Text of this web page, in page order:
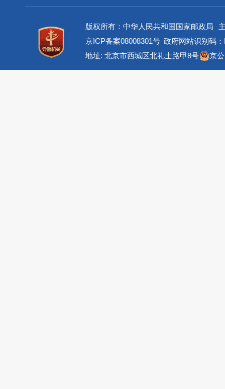
版权所有：中华人民共和国国家邮政局
京ICP备案08008301号 政府网站识别码
地址: 北京市西城区北礼士路甲8号
京